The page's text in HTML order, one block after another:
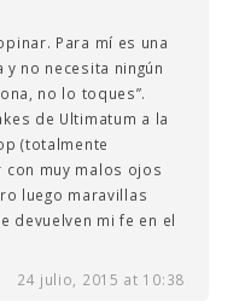
Para mí es una
no necesita ningún
no lo toques”.
de Ultimatum a la
(totalmente
con muy malos ojos
luego maravillas
devuelven mi fe en el
24 julio, 2015 at 10:38